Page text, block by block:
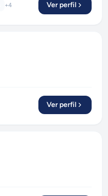
+4 Ver perfil
Ver perfil